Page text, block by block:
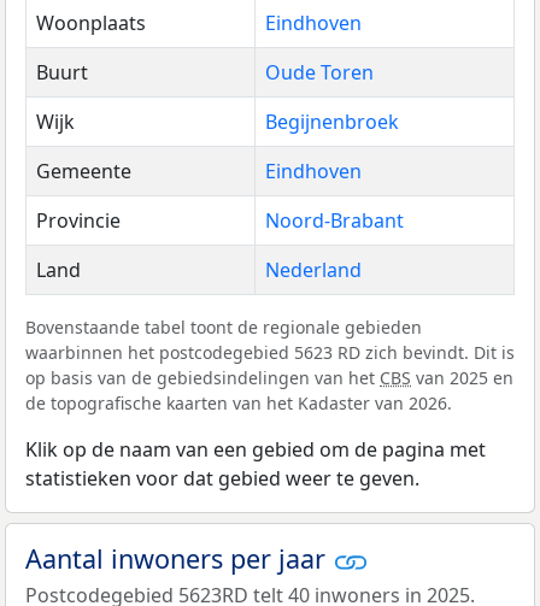
Woonplaats
Eindhoven
Buurt
Oude Toren
Wijk
Begijnenbroek
Gemeente
Eindhoven
Provincie
Noord-Brabant
Land
Nederland
Bovenstaande tabel toont de regionale gebieden
waarbinnen het postcodegebied 5623 RD zich bevindt. Dit is
op basis van de gebiedsindelingen van het CBS van 2025 en
de topografische kaarten van het Kadaster van 2026.
Klik op de naam van een gebied om de pagina met
statistieken voor dat gebied weer te geven.
Aantal inwoners per jaar
Postcodegebied 5623RD telt 40 inwoners in 2025.